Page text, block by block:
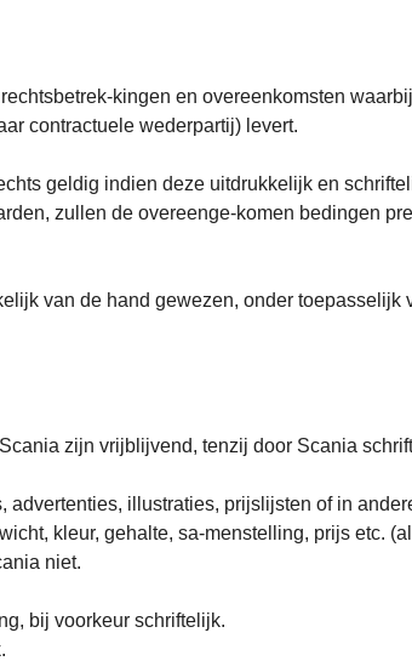
kingen en overeenkomsten
contractuele wederpartij) levert.
geldig indien deze uitdrukkelijk en
zullen de overeenge-komen bedingen
van de hand gewezen, onder toepasselijk
zijn vrijblijvend, tenzij door Scania
illustraties, prijslijsten of in
kleur, gehalte, sa-menstelling, prijs etc.
niet.
bij voorkeur schriftelijk.